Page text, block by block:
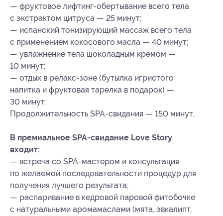
— фруктовое лифтинг-обертывание всего тела
с экстрактом цитруса — 25 минут;
— испанский тонизирующий массаж всего тела
с применением кокосового масла — 40 минут;
— увлажнение тела шоколадным кремом —
10 минут;
— отдых в релакс-зоне (бутылка игристого
напитка и фруктовая тарелка в подарок) —
30 минут.
Продолжительность SPA-свидания — 150 минут.
В премиальное SPA-свидание Love Story
входит:
— встреча со SPA-мастером и консультация
по желаемой последовательности процедур для
получения лучшего результата;
— распаривание в кедровой паровой фитобочке
с натуральными аромамаслами (мята, эвкалипт,